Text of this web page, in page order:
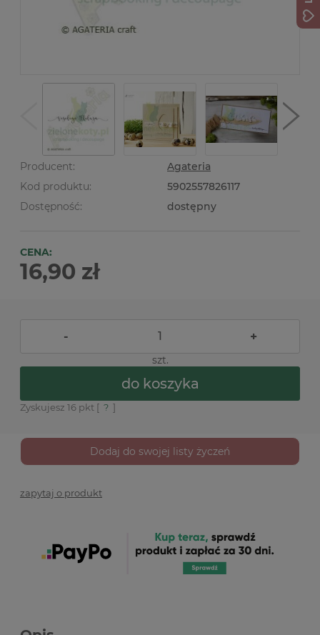
Producent:
Agateria
Kod produktu:
5902557826117
Dostępność:
dostępny
CENA:
16,90 zł
- +
szt.
do koszyka
Zyskujesz 16 pkt [ ? ]
Dodaj do swojej listy życzeń
zapytaj o produkt